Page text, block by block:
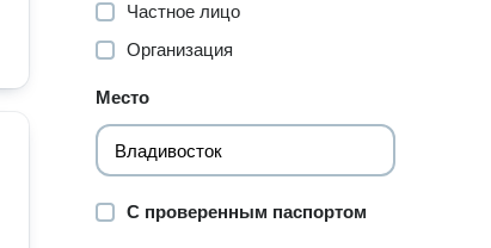
Частное лицо
Организация
Место
С проверенным паспортом